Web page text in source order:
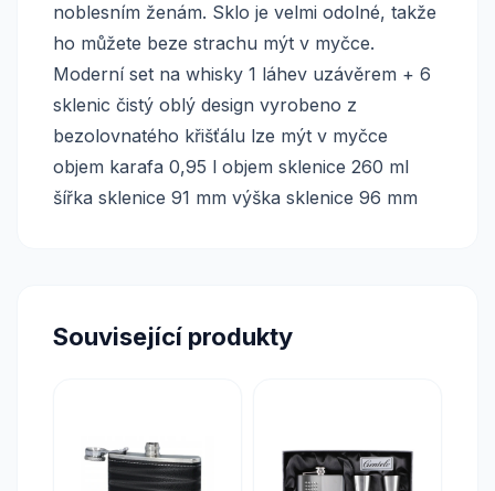
noblesním ženám. Sklo je velmi odolné, takže
ho můžete beze strachu mýt v myčce.
Moderní set na whisky 1 láhev uzávěrem + 6
sklenic čistý oblý design vyrobeno z
bezolovnatého křišťálu lze mýt v myčce
objem karafa 0,95 l objem sklenice 260 ml
šířka sklenice 91 mm výška sklenice 96 mm
Související produkty